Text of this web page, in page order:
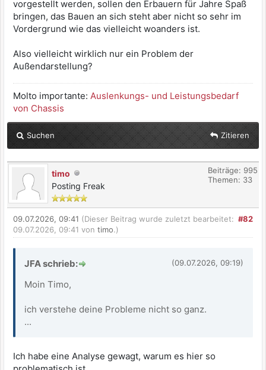
vorgestellt werden, sollen den Erbauern für Jahre Spaß
bringen, das Bauen an sich steht aber nicht so sehr im
Vordergrund wie das vielleicht woanders ist.
Also vielleicht wirklich nur ein Problem der
Außendarstellung?
Molto importante: Auslenkungs- und Leistungsbedarf
von Chassis
Suchen Zitieren
timo
Posting Freak
Beiträge: 995
Themen: 33
#82
09.07.2026, 09:41 (Dieser Beitrag wurde zuletzt bearbeitet:
09.07.2026, 09:41 von timo.)
(09.07.2026, 09:19)
JFA schrieb:
Moin Timo,
ich verstehe deine Probleme nicht so ganz.
...
Ich habe eine Analyse gewagt, warum es hier so